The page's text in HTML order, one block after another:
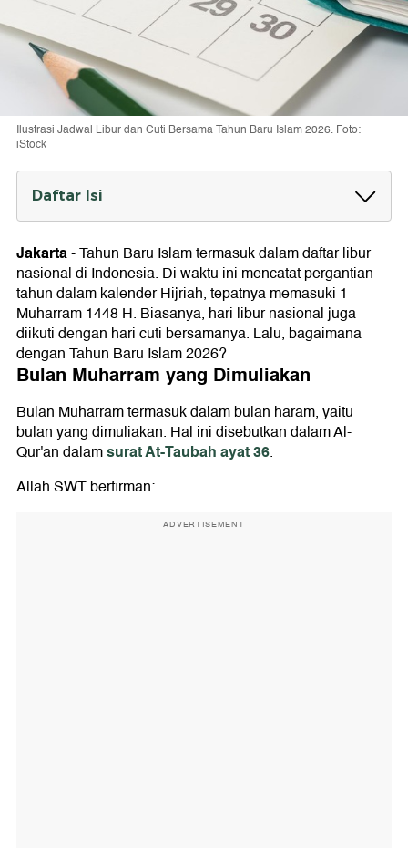
Ilustrasi Jadwal Libur dan Cuti Bersama Tahun Baru Islam 2026. Foto:
iStock
Daftar Isi
Bulan Muharram yang Dimuliakan
Tahun Baru Islam 2026 Jatuh pada 16 Juni
Penetapan Libur Nasional Berdasarkan SKB
3 Menteri
Tidak Ada Cuti Bersama
Jakarta-Tahun Baru Islam termasuk dalam daftar libur
nasional di Indonesia. Di waktu ini mencatat pergantian
tahun dalam kalender Hijriah, tepatnya memasuki 1
Muharram 1448 H. Biasanya, hari libur nasional juga
diikuti dengan hari cuti bersamanya. Lalu, bagaimana
dengan Tahun Baru Islam 2026?
Bulan Muharram yang Dimuliakan
Bulan Muharram termasuk dalam bulan haram, yaitu
bulan yang dimuliakan. Hal ini disebutkan dalam Al-
Qur'an dalamsurat At-Taubah ayat 36.
Allah SWT berfirman:
ADVERTISEMENT